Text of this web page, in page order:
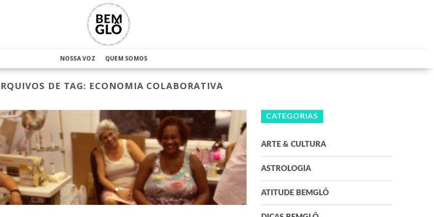
NOSSA VOZ QUEM SOMOS
DE TAG: ECONOMIA COLABORATIVA
CATEGORIAS
ARTE & CULTURA
ASTROLOGIA
ATITUDE BEMGLÔ